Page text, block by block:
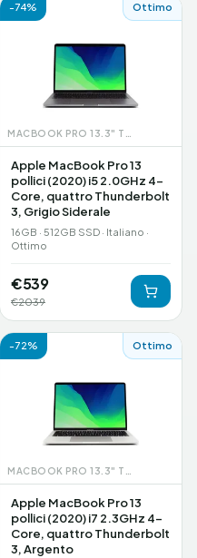
-74% Ottimo
Apple MacBook Pro 13
pollici (2020) i5 2.0GHz 4-
Core, quattro Thunderbolt
3, Grigio Siderale
16GB · 512GB SSD · Italiano ·
Ottimo
€539
€2039
-72% Ottimo
Apple MacBook Pro 13
pollici (2020) i7 2.3GHz 4-
Core, quattro Thunderbolt
3, Argento